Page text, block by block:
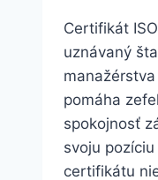
Certifikát
uznávaný
pomáha
spokojnosť
svoju
certifikátu